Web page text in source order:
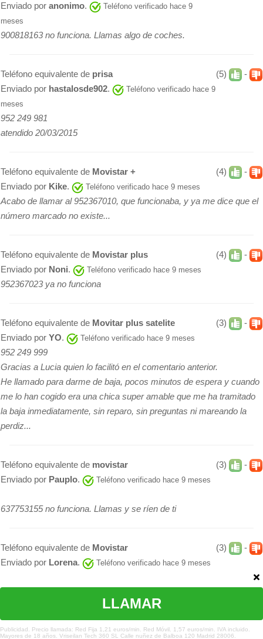
Enviado por anonimo.
Teléfono verificado hace 9
meses
900818163 no funciona. Llamas algo de coches.
(5) -
Teléfono equivalente de prisa
Enviado por hastalosde902.
Teléfono verificado hace 9
meses
952 249 981
atendido 20/03/2015
(4) -
Teléfono equivalente de Movistar +
Enviado por Kike. Teléfono verificado hace 9 meses
Acabo de llamar al 952367010, que funcionaba, y ya me dice que el
número marcado no existe...
(4) -
Teléfono equivalente de Movistar plus
Enviado por Noni. Teléfono verificado hace 9 meses
952367023 ya no funciona
(3) -
Teléfono equivalente de Movitar plus satelite
Enviado por YO. Teléfono verificado hace 9 meses
952 249 999
Gracias a Lucia quien lo facilitó en el comentario anterior.
He llamado para darme de baja, pocos minutos de espera y cuando
me lo han cogido era una chica super amable que me ha tramitado
la baja inmediatamente, sin reparo, sin preguntas ni mareando la
perdiz...
(3) -
Teléfono equivalente de movistar
Enviado por Pauplo. Teléfono verificado hace 9 meses
637753155 no funciona. Llamas y se ríen de ti
(3) -
Teléfono equivalente de Movistar
Enviado por Lorena. Teléfono verificado hace 9 meses
Enviado por hastalosde902. Teléfono verificado hace 9
¿Te hemos ayudado?
LLAMAR
Publicidad. Precio llamada: Red Fija 1,21 euros/min. Red Móvil. 1,57 euros/min. IVA incluido.
Mayores de 18 años. Vriseilan Tech 360 SL Calle nuñez de Balboa 120 Madrid 28006.